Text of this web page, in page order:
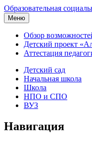
Образовательная
Меню
Обзор
Детский проект
Аттестация
Детский сад
Начальная школа
Школа
НПО и СПО
ВУЗ
Навигация